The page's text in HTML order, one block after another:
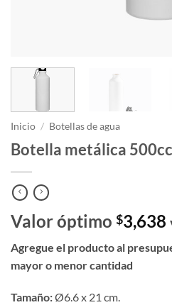
Inicio / Botellas de agua
Botella metálica
Valor óptimo $3,638
Agregue el producto al
mayor o menor cantidad
Tamaño:Ø6.6 x 21 cm.